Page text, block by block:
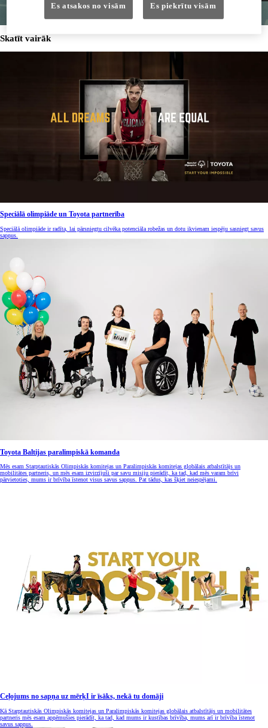
Skatīt vairāk
Speciālā olimpiāde un Toyota partnerība
Speciālā olimpiāde ir radīta, lai pārsniegtu cilvēka potenciāla robežas un dotu ikvienam iespēju sasniegt savus
sapņus.
Toyota Baltijas paralimpiskā komanda
Mēs esam Starptautiskās Olimpiskās komitejas un Paralimpiskās komitejas globālais atbalstītājs un
mobilitātes partneris, un mēs esam izvirzījuši par savu misiju pierādīt, ka tad, kad mēs varam brīvi
pārvietoties, mums ir brīvība īstenot visus savus sapņus. Pat tādus, kas šķiet neiespējami.
Ceļojums no sapņa uz mērķI ir īsāks, nekā tu domāji
Kā Starptautiskās Olimpiskās komitejas un Paralimpiskās komitejas globālais atbalstītājs un mobilitātes
partneris mēs esam apņēmušies pierādīt, ka tad, kad mums ir kustības brīvība, mums arī ir brīvība īstenot
savus sapņus.
Es atsakos no visām Es piekrītu visām